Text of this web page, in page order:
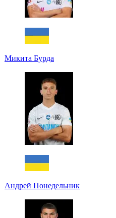
Микита Бурда
Андрей Понедельник